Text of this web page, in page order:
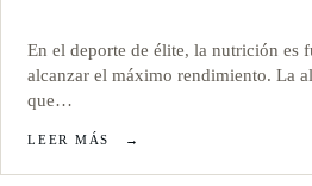
En el deporte de élite, la nutrición es
alcanzar el máximo rendimiento. La
que…
LEER MÁS →